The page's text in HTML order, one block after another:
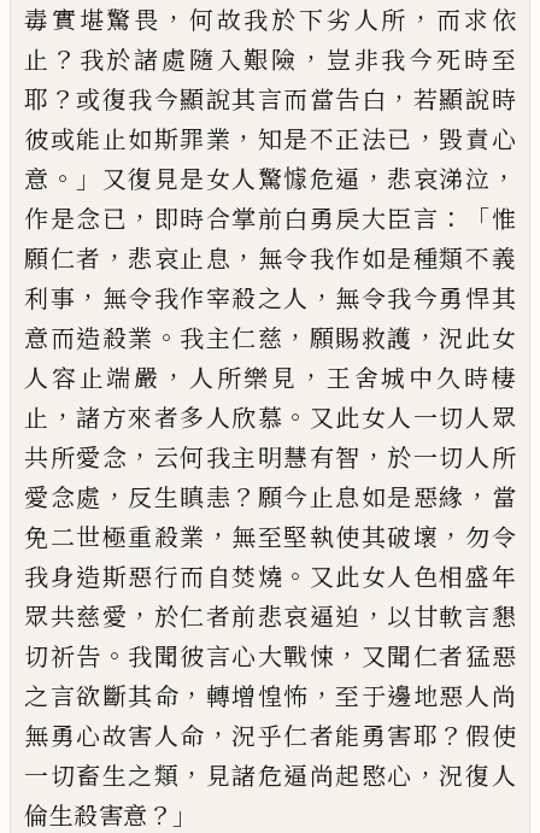
毒實堪驚畏 ， 何故我於下劣人所 ， 而求依
止 ？ 我於諸處隨 入艱險 ， 豈非我今死時至
耶 ？ 或復我今顯說其言而當告白 ， 若顯說時
彼或能止如斯罪業 ， 知是不正法已 ， 毀責心
意 。」 又復見是女人驚懅危逼 ， 悲哀涕泣 ，
作是念已 ， 即時合掌前白勇戾大臣言 ：「惟
願仁者 ， 悲哀止息 ， 無令我作如是種類不義
利事 ， 無令我作宰殺之人 ， 無令我今勇悍其
意而造殺業 。 我主仁慈 ， 願賜救護 ，況此女
人容止端嚴 ， 人所樂見 ， 王 舍城中久時棲
止 ，諸方來者多人欣慕 。 又此女人一切人眾
共所愛念 ， 云何我主明慧有智 ， 於一切人所
愛念處 ， 反生瞋恚 ？ 願今止息如是惡緣 ， 當
免二世極重殺業 ， 無至堅執使其破壞 ， 勿令
我身造斯惡行而自焚燒 。 又此女人色相盛年
眾共慈愛 ， 於仁者前悲哀逼迫 ， 以甘軟言懇
切祈告 。 我聞彼言心大戰悚 ， 又聞仁者猛惡
之言欲斷其命 ， 轉增惶怖 ， 至于邊地惡人尚
無勇心故害人命 ，況乎仁者能勇害耶 ？ 假使
一切畜生之類 ， 見諸危逼尚起愍心 ，況復人
倫生殺害意 ？」